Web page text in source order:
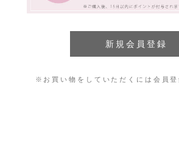
※お買い物をしていただくには会員登